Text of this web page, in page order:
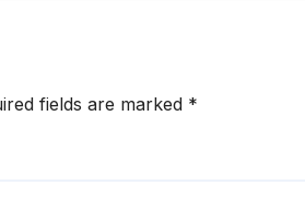
fields are marked *